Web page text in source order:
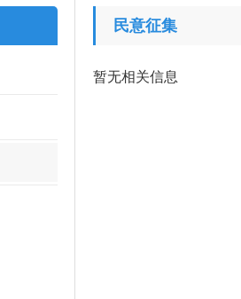
民意征集
暂无相关信息